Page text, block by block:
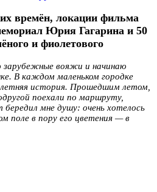
времён, локации фильма
Юрия Гагарина и 50
и фиолетового
вояжи и начинаю
В каждом маленьком городке
история. Прошедшим летом,
поехали по маршруту,
мне душу: очень хотелось
поле в пору его цветения — в